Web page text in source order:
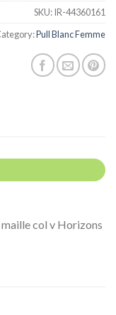
SKU:IR-44360161
Pull Blanc Femme
col v Horizons